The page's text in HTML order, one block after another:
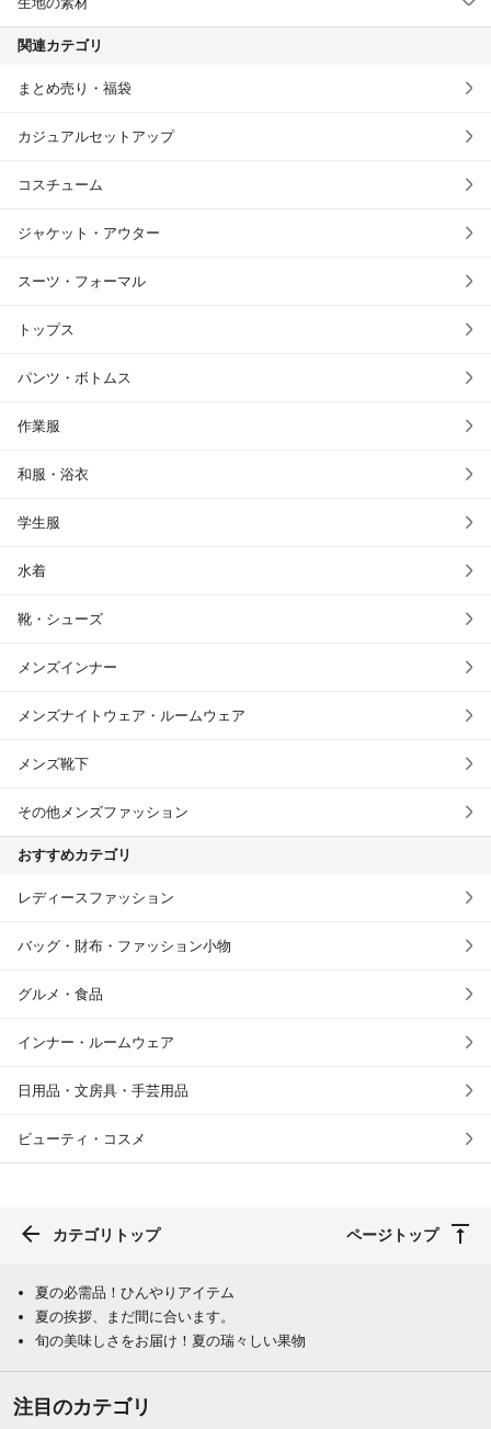
関連カテゴリ
まとめ売り・福袋
カジュアルセットアップ
コスチューム
ジャケット・アウター
スーツ・フォーマル
トップス
パンツ・ボトムス
作業服
和服・浴衣
学生服
水着
靴・シューズ
メンズインナー
メンズナイトウェア・ルームウェア
メンズ靴下
その他メンズファッション
おすすめカテゴリ
レディースファッション
バッグ・財布・ファッション小物
グルメ・食品
インナー・ルームウェア
日用品・文房具・手芸用品
ビューティ・コスメ
カテゴリトップ ページトップ
夏の必需品！ひんやりアイテム
夏の挨拶、まだ間に合います。
旬の美味しさをお届け！夏の瑞々しい果物
注目のカテゴリ